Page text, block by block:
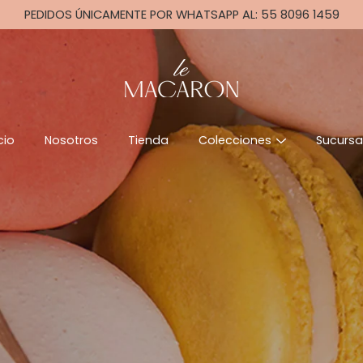
PEDIDOS ÚNICAMENTE POR WHATSAPP AL: 55 8096 1459
Nosotros Tienda Colecciones